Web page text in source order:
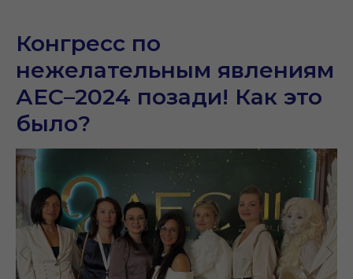
Конгресс по
нежелательным явлениям
АЕС–2024 позади! Как это
было?